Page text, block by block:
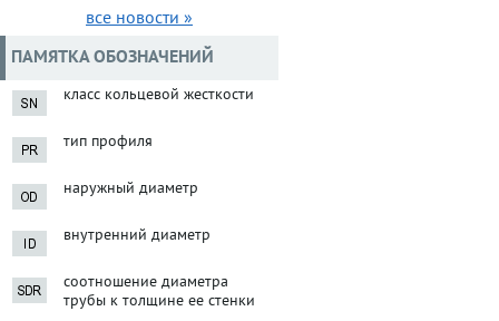
все новости »
ПАМЯТКА ОБОЗНАЧЕНИЙ
класс кольцевой жесткости
тип профиля
наружный диаметр
внутренний диаметр
соотношение диаметра
трубы к толщине ее стенки